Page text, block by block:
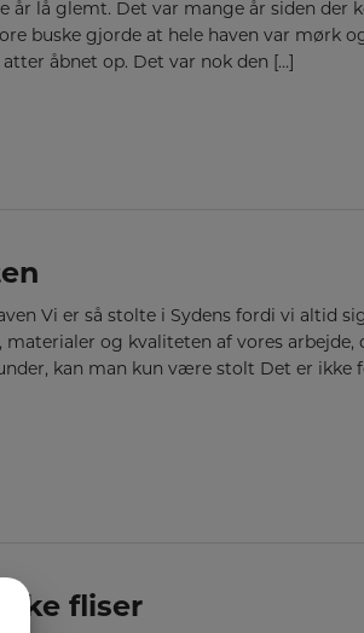
år lå glemt. Det var mange år siden der
buske gjorde at hele haven var mørk
åbnet op. Det var nok den […]
Vi er så stolte i Sydens fordi vi altid
og kvaliteten af vores arbejde,
kan man kun være stolt Det er ikke
fliser